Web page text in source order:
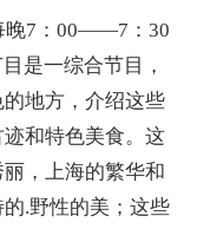
7：00——7：30
是一综合节目，
地方，介绍这些
和特色美食。这
，上海的繁华和
.野性的美；这些